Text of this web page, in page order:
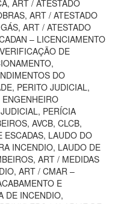
ART / ATESTADO
ART / ATESTADO
ART / ATESTADO
– LICENCIAMENTO
DE
DO
PERITO JUDICIAL,
PERÍCIA
AVCB, CLCB,
ESCADAS, LAUDO DO
INCENDIO, LAUDO DE
ART / MEDIDAS
ART / CMAR –
E
DE INCENDIO,